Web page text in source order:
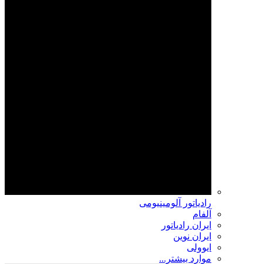
رادیاتور آلومینیومی
آلفام
ایران رادیاتور
ایران نوین
ایوولی
موارد بیشتر...